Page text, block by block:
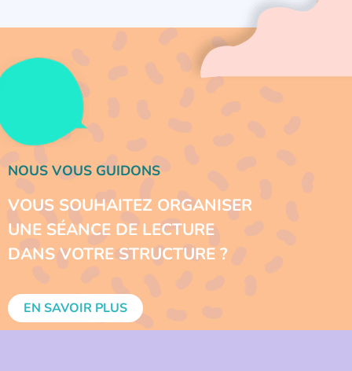
NOUS VOUS GUIDONS
VOUS SOUHAITEZ ORGANISER
UNE SÉANCE DE LECTURE
DANS VOTRE STRUCTURE ?
EN SAVOIR PLUS